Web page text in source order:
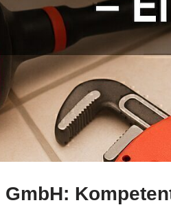
GmbH für Blaubeuren